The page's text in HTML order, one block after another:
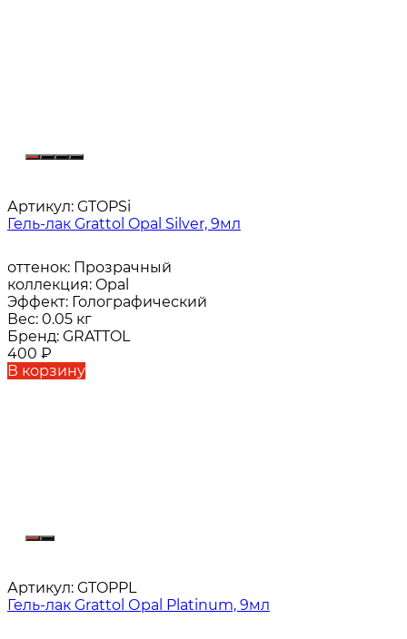
Артикул: GTOPSi
Гель-лак Grattol Opal Silver, 9мл
оттенок: Прозрачный
коллекция: Opal
Эффект: Голографический
Вес: 0.05 кг
Бренд: GRATTOL
400 ₽
В корзину
Артикул: GTOPPL
Гель-лак Grattol Оpal Platinum, 9мл